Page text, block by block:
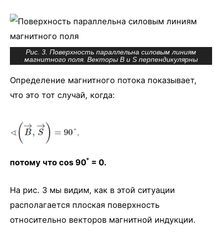
Рис. 3. Поверхность параллельна силовым линиям
магнитного поля. Векторы B и S перпендикулярны
Определение магнитного потока показывает,
что это тот случай, когда:
потому что cos 90° = 0.
На рис. 3 мы видим, как в этой ситуации
располагается плоская поверхность
относительно векторов магнитной индукции.